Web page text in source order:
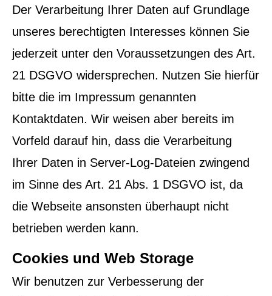
Der Verarbeitung Ihrer Daten auf Grundlage
unseres berechtigten Interesses können Sie
jederzeit unter den Voraussetzungen des Art.
21 DSGVO widersprechen. Nutzen Sie hierfür
bitte die im Impressum genannten
Kontaktdaten. Wir weisen aber bereits im
Vorfeld darauf hin, dass die Verarbeitung
Ihrer Daten in Server-Log-Dateien zwingend
im Sinne des Art. 21 Abs. 1 DSGVO ist, da
die Webseite ansonsten überhaupt nicht
betrieben werden kann.
Cookies und Web Storage
Wir benutzen zur Verbesserung der